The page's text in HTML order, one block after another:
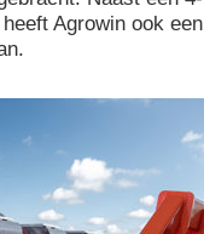
Agrowin ook